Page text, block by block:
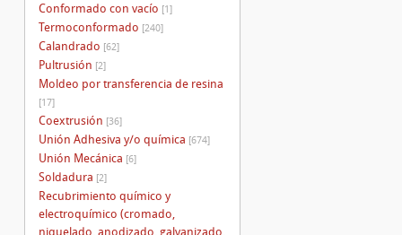
Conformado con vacío [1]
Termoconformado [240]
Calandrado [62]
Pultrusión [2]
Moldeo por transferencia de resina
[17]
Coextrusión [36]
Unión Adhesiva y/o química [674]
Unión Mecánica [6]
Soldadura [2]
Recubrimiento químico y
electroquímico (cromado,
niquelado, anodizado, galvanizado,